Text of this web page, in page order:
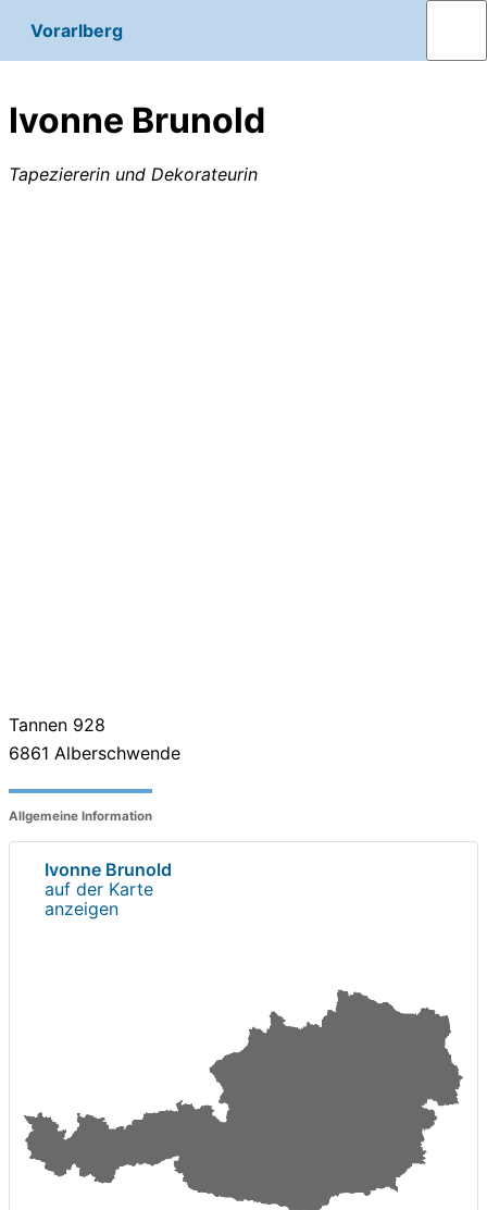
Vorarlberg
Ivonne Brunold
Tapeziererin und Dekorateurin
Tannen 928
6861 Alberschwende
Allgemeine Information
Ivonne Brunold
auf der Karte
anzeigen